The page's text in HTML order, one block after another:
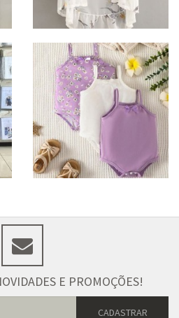
E PROMOÇÕES!